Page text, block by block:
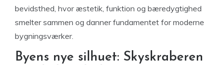
bevidsthed, hvor æstetik, funktion og bæredygtighed
smelter sammen og danner fundamentet for moderne
bygningsværker.
Byens nye silhuet: Skyskraberen